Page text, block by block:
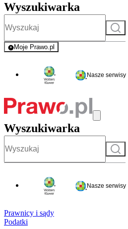
Wyszukiwarka
Szukaj
Moje Prawo.pl
- rejestracja i logowanie do serwisu
Nasze serwisy
Wyszukiwarka
Szukaj
Nasze serwisy
Prawnicy i sądy
Podatki